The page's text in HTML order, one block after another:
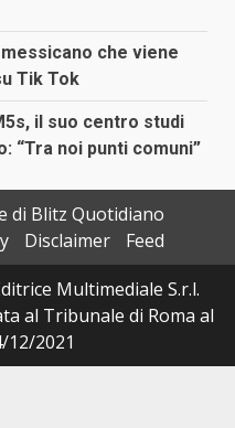
che viene
Tik Tok
il suo centro studi
“Tra noi punti comuni”
di Blitz Quotidiano
Disclaimer
Feed
Multimediale S.r.l.
al Tribunale di Roma al
12/2021